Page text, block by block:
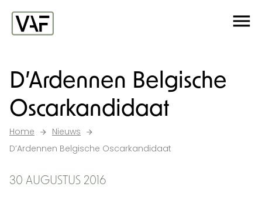
Ga verder naar de inhoud
D’Ardennen Belgische
Oscarkandidaat
Home
Nieuws
D’Ardennen Belgische Oscarkandidaat
30 AUGUSTUS 2016